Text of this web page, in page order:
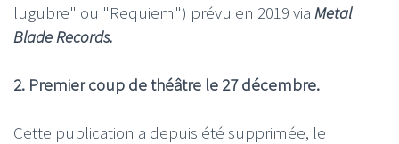
lugubre" ou "Requiem") prévu en 2019 via Metal
Blade Records.
2. Premier coup de théâtre le 27 décembre.
Cette publication a depuis été supprimée, le